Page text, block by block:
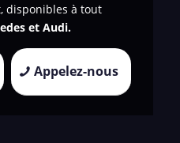
disponibles à tout
et Audi.
Appelez-nous